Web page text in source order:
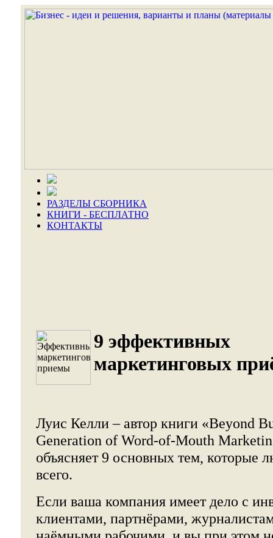
РАЗДЕЛЫ СБОРНИКА
КНИГИ - БЕСПЛАТНО
КОНТАКТЫ
9 эффективных
маркетинговых
Луис Келли – автор книги «Beyond
Generation of Word-of-Mouth
объясняет 9 основных тем, которые
всего.
Если ваша компания имеет дело с
клиентами, партнёрами,